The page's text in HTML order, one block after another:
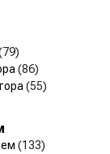
(86)
(55)
(133)